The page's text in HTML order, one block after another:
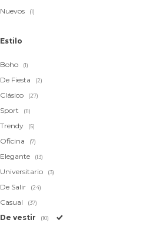
Nuevos (1)
Estilo
Boho (1)
De Fiesta (2)
Clásico (27)
Sport (11)
Trendy (5)
Oficina (7)
Elegante (13)
Universitario (3)
De Salir (24)
Casual (37)
De vestir (10)